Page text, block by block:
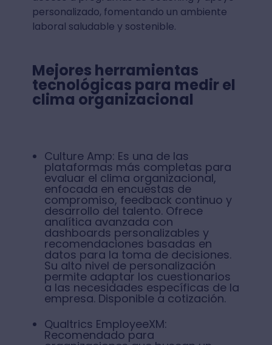
personalizado, fomentando un ambiente
laboral saludable y sostenible.
Mejores herramientas
tecnológicas para medir el
clima organizacional
Culture Amp: Es una de las
plataformas más completas para
evaluar el clima organizacional,
enfocada en encuestas de
compromiso, feedback continuo y
desarrollo del talento. Ofrece
analítica avanzada con
dashboards personalizables y
recomendaciones basadas en
datos para la toma de decisiones.
Su alto nivel de personalización
permite adaptar los cuestionarios
a las necesidades específicas de la
empresa. Disponible a cotización.
Qualtrics EmployeeXM:
Recomendado para